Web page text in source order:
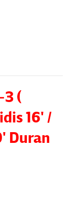
3 (
16' /
Duran